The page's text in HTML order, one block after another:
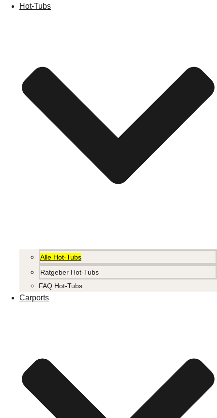
Hot-Tubs
Alle Hot-Tubs
Ratgeber Hot-Tubs
FAQ Hot-Tubs
Carports